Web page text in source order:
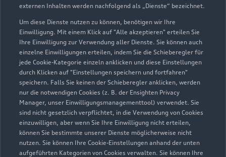
externen Inhalten werden nachfolgend als „Dienste“ bezeichnet.
Um diese Dienste nutzen zu können, benötigen wir Ihre
Einwilligung. Mit einem Klick auf "Alle akzeptieren" erteilen Sie
Ihre Einwilligung zur Verwendung aller Dienste. Sie können auch
einzelne Einwilligungen erteilen, indem Sie die Schieberegler für
jede Cookie-Kategorie einzeln anklicken und diese Einstellungen
durch Klicken auf "Einstellungen speichern und fortfahren"
speichern. Falls Sie keinen der Schieberegler anklicken, werden
nur die notwendigen Cookies (z. B. der Ensighten Privacy
Manager, unser Einwilligungsmanagementtool) verwendet. Sie
sind nicht gesetzlich verpflichtet, in die Verwendung von Cookies
einzuwilligen, aber wenn Sie Ihre Einwilligung nicht erteilen,
können Sie bestimmte unserer Dienste möglicherweise nicht
nutzen. Sie können Ihre Cookie-Einstellungen anhand der unten
aufgeführten Kategorien von Cookies verwalten. Sie können Ihre
Öffnungszeiten
Verkauf
Geschlossen,öffnet amMontag 09:00
Service
Geschlossen,öffnet am Montag 07:00